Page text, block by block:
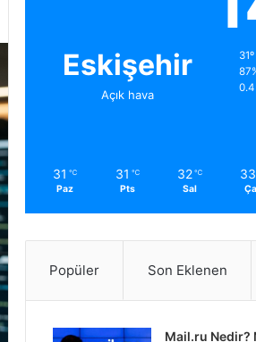
Eskişehir
Açık hava
31 ℃
Paz
31 ℃
Pts
32 ℃
Sal
33
Popüler Son Eklenen
Mail.ru Nedir?